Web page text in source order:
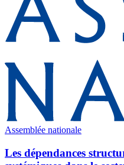
Assemblée nationale
Les dépendances